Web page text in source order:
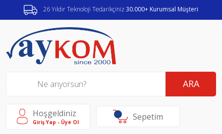
26 Yıldır Teknoloji Tedarikçiniz30.000+ Kurumsal Müşteri
ARA
Hoşgeldiniz
Giriş Yap - Üye Ol Sepetim